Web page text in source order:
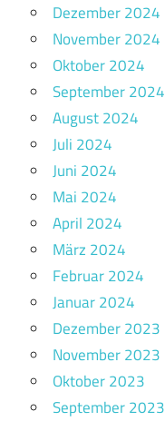
Dezember 2024
November 2024
Oktober 2024
September 2024
August 2024
Juli 2024
Juni 2024
Mai 2024
April 2024
März 2024
Februar 2024
Januar 2024
Dezember 2023
November 2023
Oktober 2023
September 2023